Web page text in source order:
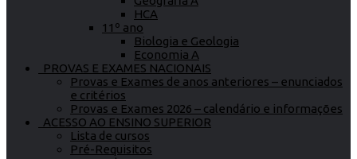
HCA
11º ano
Biologia e Geologia
Economia A
PROVAS E EXAMES NACIONAIS
Provas e Exames de anos anteriores – enunciados
e critérios
Provas e Exames 2026 – calendário e informações
ACESSO AO ENSINO SUPERIOR
Lista de cursos
Pré-Requisitos